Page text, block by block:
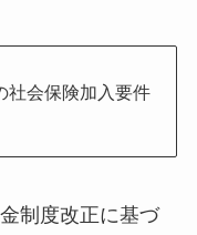
社会保険加入要件
制度改正に基づ